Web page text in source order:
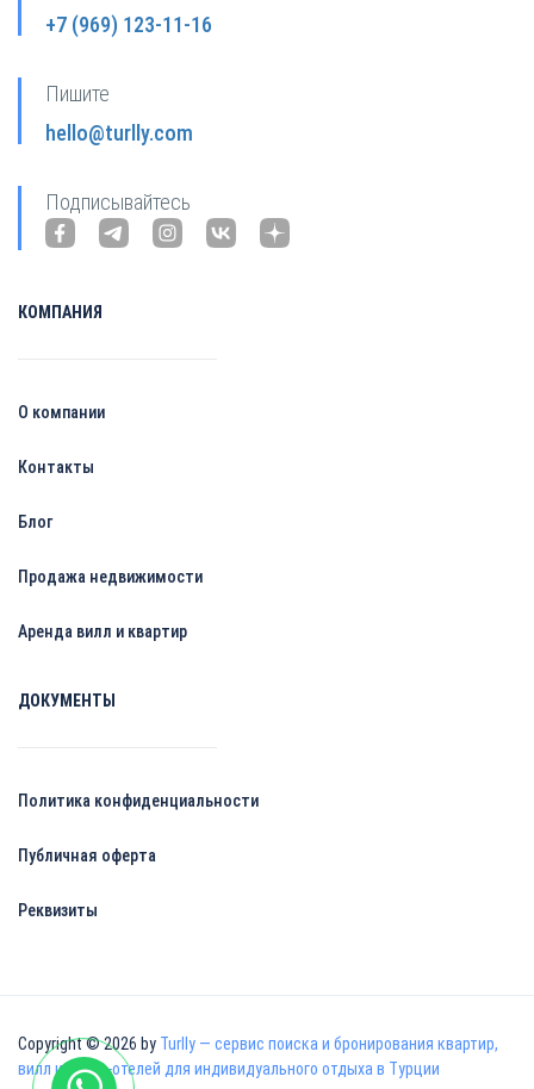
+7 (969) 123-11-16
Пишите
hello@turlly.com
Подписывайтесь
КОМПАНИЯ
О компании
Контакты
Блог
Продажа недвижимости
Аренда вилл и квартир
ДОКУМЕНТЫ
Политика конфиденциальности
Публичная оферта
Реквизиты
Copyright © 2026 by Turlly — сервис поиска и бронирования квартир,
вилл и апарт-отелей для индивидуального отдыха в Турции